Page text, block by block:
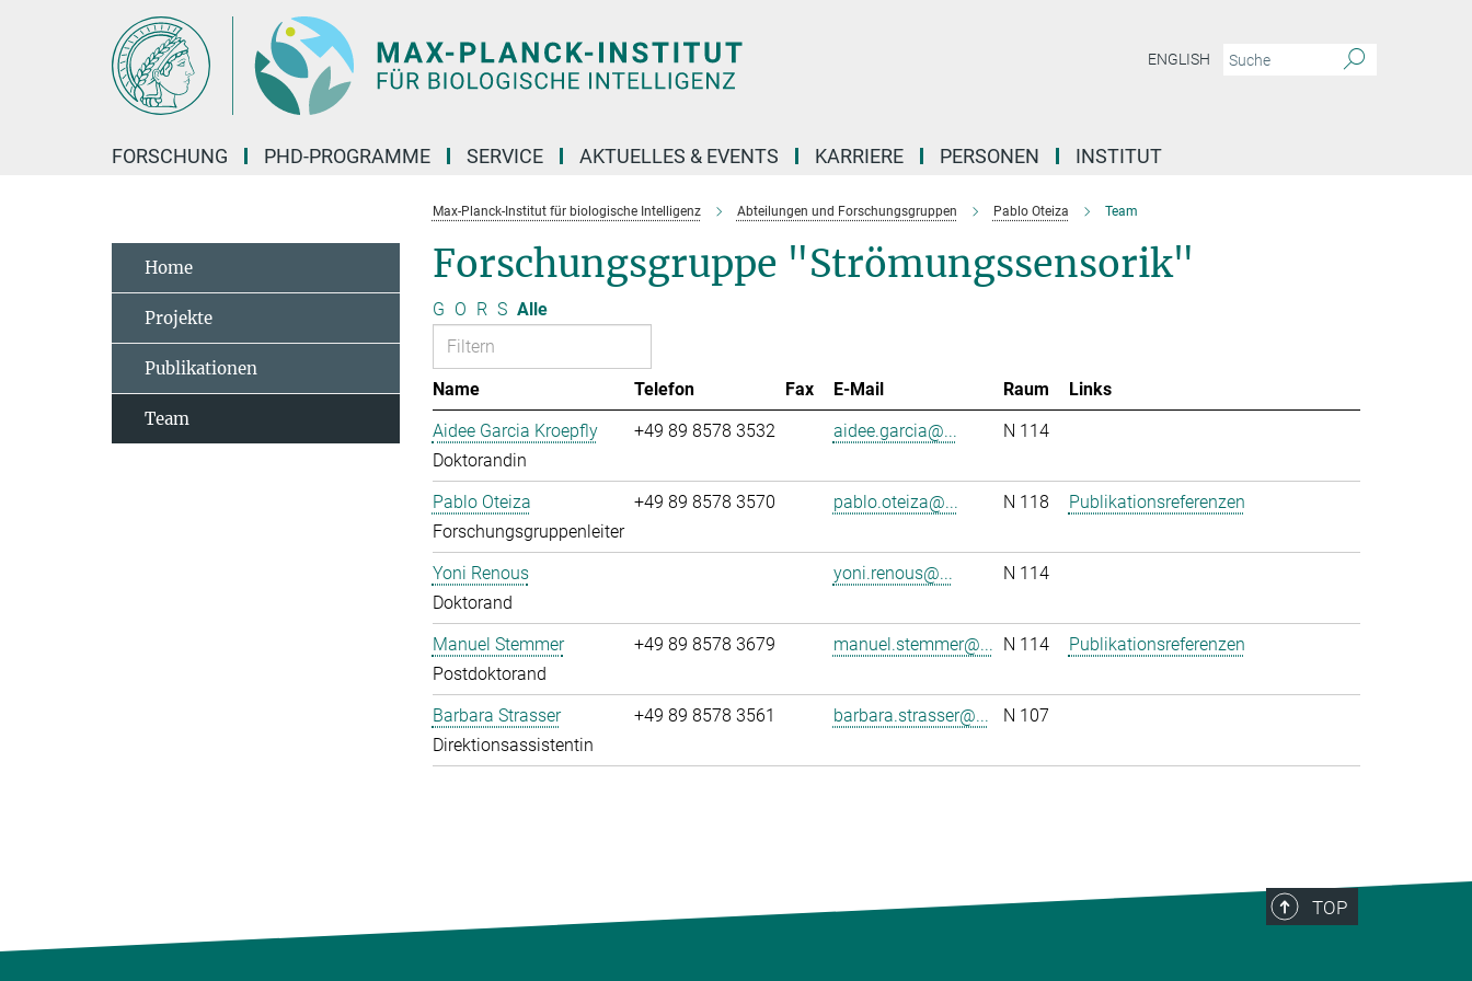
ENGLISH
FORSCHUNG PHD-PROGRAMME SERVICE AKTUELLES & EVENTS KARRIERE PERSONEN INSTITUT
Max-Planck-Institut für biologische Intelligenz Abteilungen und Forschungsgruppen Pablo Oteiza Team
Forschungsgruppe "Strömungssensorik"
G O R S Alle
Name Telefon Fax E-Mail Raum
Links
Aidee Garcia Kroepfly
Doktorandin
+49 89 8578 3532 aidee.garcia@... N 114
Pablo Oteiza
Forschungsgruppenleiter
+49 89 8578 3570 pablo.oteiza@... N 118 Publikationsreferenzen
Yoni Renous
Doktorand
yoni.renous@... N 114
Manuel Stemmer
Postdoktorand
+49 89 8578 3679 manuel.stemmer@... N 114 Publikationsreferenzen
Barbara Strasser
Direktionsassistentin
+49 89 8578 3561 barbara.strasser@... N 107
Home
Projekte
Publikationen
Team
TOP